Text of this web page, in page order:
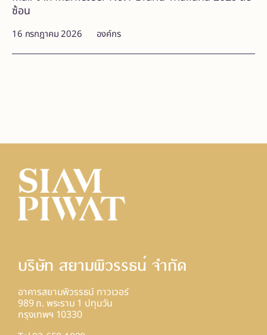
16 กรกฎาคม 2026 องค์กร
ซ้อน
บริษัท สยามพิวรรธน์ จํากัด
อาคารสยามพิวรรธน์ ทาวเวอร์
989 ถ. พระราม 1 ปทุมวัน
กรุงเทพฯ 10330